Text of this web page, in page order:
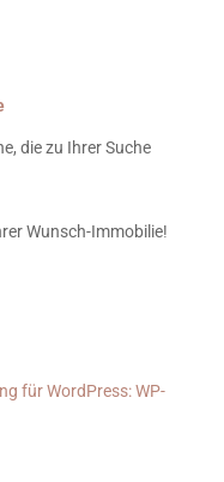
die zu Ihrer Suche
Wunsch-Immobilie!
für WordPress: WP-